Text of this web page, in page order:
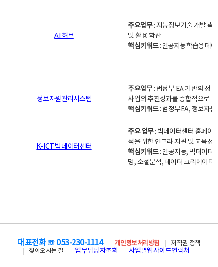
AI 허브
주요업무: 지능정보기술 개발 촉
및 활용 확산
핵심키워드: 인공지능 학습용 데
정보자원관리시스템
주요업무: 범정부 EA 기반의 정
사업의 추진성과를 종합적으로
핵심키워드: 범정부EA, 정보자
K-ICT 빅데이터센터
주요 업무: 빅데이터센터 홈페이
석을 위한 인프라 지원 및 교육정
핵심키워드: 인공지능, 빅데이터,
명, 소셜분석, 데이터 크리에이터
대표전화 ☏ 053-230-1114 개인정보처리방침
저작권 정책
찾아오시는 길
업무담당자조회 사업별웹사이트연락처